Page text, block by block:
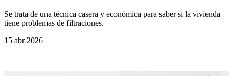
Se trata de una técnica casera y económica para saber si la vivienda
tiene problemas de filtraciones.
15 abr 2026